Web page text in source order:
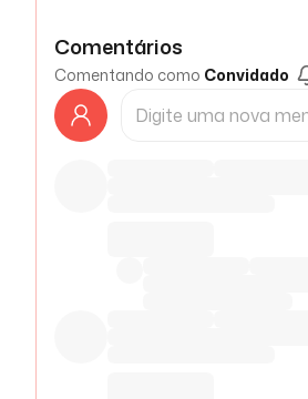
Comentários
Comentando como Convidado